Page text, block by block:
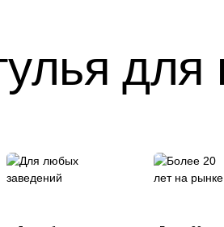
ПВХ
432 РУБ.
3 100 РУБ.
для